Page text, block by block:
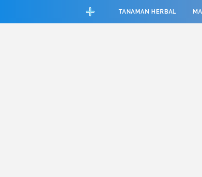
TANAMAN HERBAL